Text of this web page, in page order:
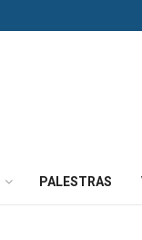
PALESTRAS